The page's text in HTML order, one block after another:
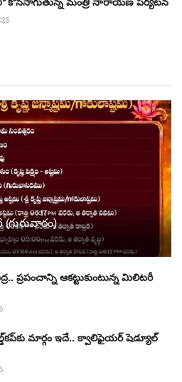
(గురువారం)
ప్రపంచాన్ని ఆకట్టుకుంటున్న మిలిటరీ
మార్గం ఇదే.. క్వాలిఫైయర్ షెడ్యూల్